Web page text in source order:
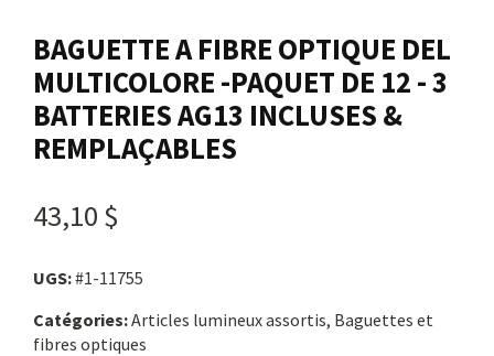
Panier
English
BAGUETTE A FIBRE OPTIQUE DEL
MULTICOLORE -PAQUET DE 12 - 3
BATTERIES AG13 INCLUSES &
REMPLAÇABLES
43,10 $
UGS:#1-11755
Catégories:Articles lumineux assortis, Baguettes et
fibres optiques